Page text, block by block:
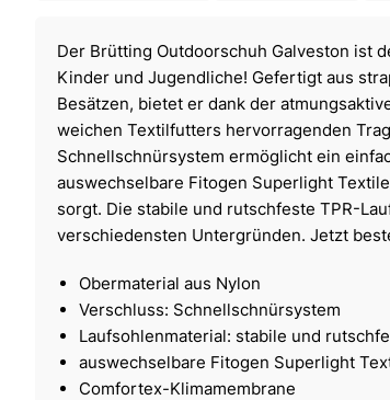
Der Brütting Outdoorschuh Galveston ist
Kinder und Jugendliche! Gefertigt aus
Besätzen, bietet er dank der
weichen Textilfutters hervorragenden
Schnellschnürsystem ermöglicht ein
auswechselbare Fitogen Superlight
sorgt. Die stabile und rutschfeste TPR-
verschiedensten Untergründen. Jetzt
Obermaterial aus Nylon
Verschluss: Schnellschnürsystem
Laufsohlenmaterial: stabile und
auswechselbare Fitogen Superlight
Comfortex-Klimamembrane